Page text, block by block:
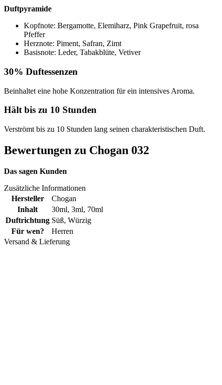
Duftpyramide
Kopfnote: Bergamotte, Elemiharz, Pink Grapefruit, rosa
Pfeffer
Herznote: Piment, Safran, Zimt
Basisnote: Leder, Tabakblüte, Vetiver
30% Duftessenzen
Beinhaltet eine hohe Konzentration für ein intensives Aroma.
Hält bis zu 10 Stunden
Verströmt bis zu 10 Stunden lang seinen charakteristischen Duft.
Bewertungen zu Chogan 032
Das sagen Kunden
Zusätzliche Informationen
Hersteller
Chogan
Inhalt
30ml, 3ml, 70ml
Duftrichtung Süß, Würzig
Für wen?
Herren
Versand & Lieferung